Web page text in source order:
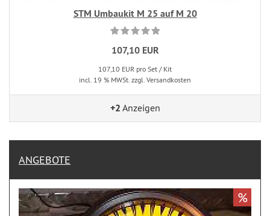
STM Umbaukit M 25 auf M 20
107,10 EUR
107,10 EUR pro Set / Kit
incl. 19 % MWSt. zzgl. Versandkosten
+2 Anzeigen
ANGEBOTE
%